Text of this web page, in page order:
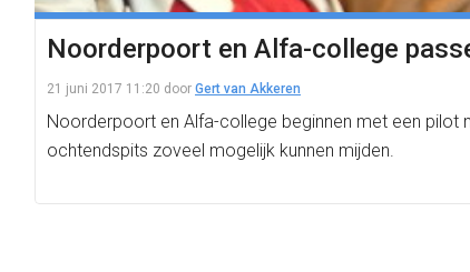
Noorderpoort en Alfa-college
21 juni 2017 11:20 door Gert van Akkeren
Noorderpoort en Alfa-college beginnen met een
ochtendspits zoveel mogelijk kunnen mijden.